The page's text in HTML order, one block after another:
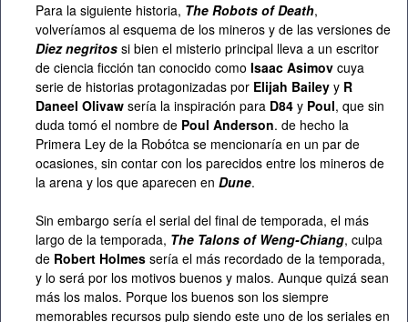
Para la siguiente historia, The Robots of Death,
volveríamos al esquema de los mineros y de las versiones de
Diez negritos si bien el misterio principal lleva a un escritor
de ciencia ficción tan conocido como Isaac Asimov cuya
serie de historias protagonizadas por Elijah Bailey y R
Daneel Olivaw sería la inspiración para D84 y Poul, que sin
duda tomó el nombre de Poul Anderson. de hecho la
Primera Ley de la Robótca se mencionaría en un par de
ocasiones, sin contar con los parecidos entre los mineros de
la arena y los que aparecen en Dune.
Sin embargo sería el serial del final de temporada, el más
largo de la temporada, The Talons of Weng-Chiang, culpa
de Robert Holmes sería el más recordado de la temporada,
y lo será por los motivos buenos y malos. Aunque quizá sean
más los malos. Porque los buenos son los siempre
memorables recursos pulp siendo este uno de los seriales en